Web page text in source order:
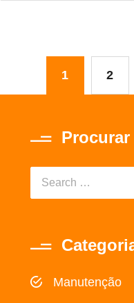
1 2
Procurar
Manutenção